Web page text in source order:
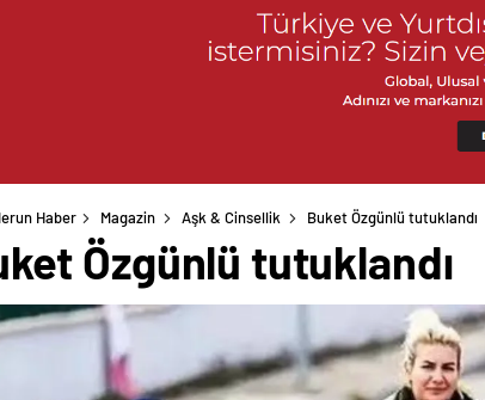
Haber Magazin Aşk & Cinsellik Buket Özgünlü tutuklandı
Özgünlü tutuklandı